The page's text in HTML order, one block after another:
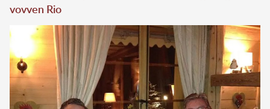
vovven Rio